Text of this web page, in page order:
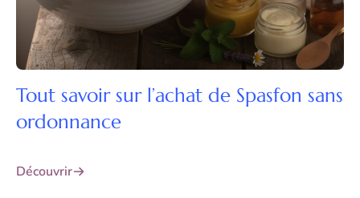
Tout savoir sur l’achat de Spasfon sans
ordonnance
Découvrir